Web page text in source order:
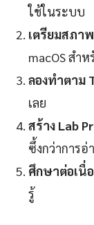
ใช้ในระบบ
เตรียมสภา
macOS สำ
ลองทำตาม
เลย
สร้าง Lab
ซึ้งกว่าการอ่
ศึกษาต่อเนื่
รู้